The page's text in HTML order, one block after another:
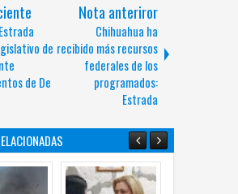
de
de De
Nota anteriror
Chihuahua ha
recibido más recursos
federales de los
programados:
Estrada